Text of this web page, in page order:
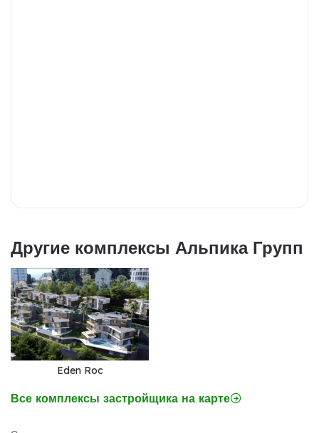
Другие комплексы Альпика Групп
Eden Roc
Все комплексы застройщика на карте